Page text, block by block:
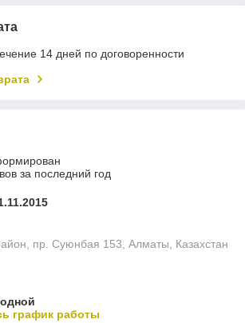
14 дней по договоренности
за последний год
пр. Суюнбая 153, Алматы, Казахстан
график работы